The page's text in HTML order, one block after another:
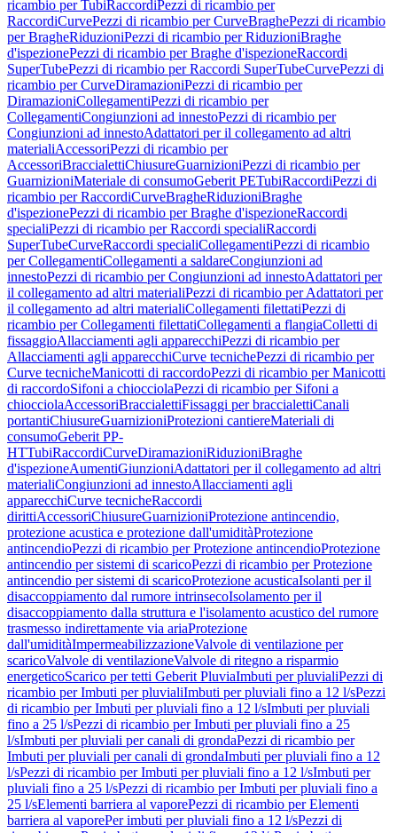
ricambio per TubiRaccordiPezzi di ricambio per
RaccordiCurvePezzi di ricambio per CurveBraghePezzi di ricambio
per BragheRiduzioniPezzi di ricambio per RiduzioniBraghe
d'ispezionePezzi di ricambio per Braghe d'ispezioneRaccordi
SuperTubePezzi di ricambio per Raccordi SuperTubeCurvePezzi di
ricambio per CurveDiramazioniPezzi di ricambio per
DiramazioniCollegamentiPezzi di ricambio per
CollegamentiCongiunzioni ad innestoPezzi di ricambio per
Congiunzioni ad innestoAdattatori per il collegamento ad altri
materialiAccessoriPezzi di ricambio per
AccessoriBraccialettiChiusureGuarnizioniPezzi di ricambio per
GuarnizioniMateriale di consumoGeberit PETubiRaccordiPezzi di
ricambio per RaccordiCurveBragheRiduzioniBraghe
d'ispezionePezzi di ricambio per Braghe d'ispezioneRaccordi
specialiPezzi di ricambio per Raccordi specialiRaccordi
SuperTubeCurveRaccordi specialiCollegamentiPezzi di ricambio
per CollegamentiCollegamenti a saldareCongiunzioni ad
innestoPezzi di ricambio per Congiunzioni ad innestoAdattatori per
il collegamento ad altri materialiPezzi di ricambio per Adattatori per
il collegamento ad altri materialiCollegamenti filettatiPezzi di
ricambio per Collegamenti filettatiCollegamenti a flangiaColletti di
fissaggioAllacciamenti agli apparecchiPezzi di ricambio per
Allacciamenti agli apparecchiCurve tecnichePezzi di ricambio per
Curve tecnicheManicotti di raccordoPezzi di ricambio per Manicotti
di raccordoSifoni a chiocciolaPezzi di ricambio per Sifoni a
chiocciolaAccessoriBraccialettiFissaggi per braccialettiCanali
portantiChiusureGuarnizioniProtezioni cantiereMateriali di
consumoGeberit PP-
HTTubiRaccordiCurveDiramazioniRiduzioniBraghe
d'ispezioneAumentiGiunzioniAdattatori per il collegamento ad altri
materialiCongiunzioni ad innestoAllacciamenti agli
apparecchiCurve tecnicheRaccordi
dirittiAccessoriChiusureGuarnizioniProtezione antincendio,
protezione acustica e protezione dall'umiditàProtezione
antincendioPezzi di ricambio per Protezione antincendioProtezione
antincendio per sistemi di scaricoPezzi di ricambio per Protezione
antincendio per sistemi di scaricoProtezione acusticaIsolanti per il
disaccoppiamento dal rumore intrinsecoIsolamento per il
disaccoppiamento dalla struttura e l'isolamento acustico del rumore
trasmesso indirettamente via ariaProtezione
dall'umiditàImpermeabilizzazioneValvole di ventilazione per
scaricoValvole di ventilazioneValvole di ritegno a risparmio
energeticoScarico per tetti Geberit PluviaImbuti per pluvialiPezzi di
ricambio per Imbuti per pluvialiImbuti per pluviali fino a 12 l/sPezzi
di ricambio per Imbuti per pluviali fino a 12 l/sImbuti per pluviali
fino a 25 l/sPezzi di ricambio per Imbuti per pluviali fino a 25
l/sImbuti per pluviali per canali di grondaPezzi di ricambio per
Imbuti per pluviali per canali di grondaImbuti per pluviali fino a 12
l/sPezzi di ricambio per Imbuti per pluviali fino a 12 l/sImbuti per
pluviali fino a 25 l/sPezzi di ricambio per Imbuti per pluviali fino a
25 l/sElementi barriera al vaporePezzi di ricambio per Elementi
barriera al vaporePer imbuti per pluviali fino a 12 l/sPezzi di